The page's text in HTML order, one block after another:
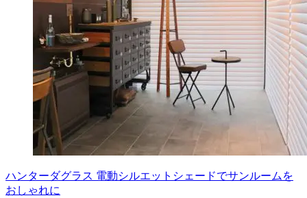
ハンターダグラス 電動シルエットシェードでサンルームを
おしゃれに